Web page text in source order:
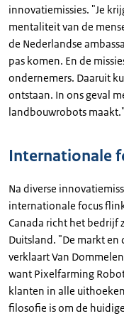
innovatiemissies. "Je
mentaliteit van de
de Nederlandse
pas komen. En de
ondernemers. Daaruit
ontstaan. In ons geval
landbouwrobots maakt."
Internationale
Na diverse
internationale focus
Canada richt het bedrijf
Duitsland. "De markt
verklaart Van
want Pixelfarming
klanten in alle
filosofie is om de